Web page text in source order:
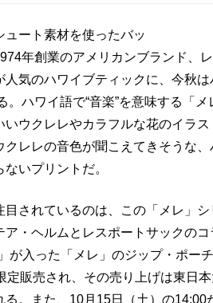
ュート素材を使ったバッ
年創業のアメリカンブランド、
人気のハワイブティックに、今秋
。ハワイ語で“音楽”を意味する「
いウクレレやカラフルな花のイラ
クレレの音色が聞こえてきそうな
いプリントだ。
目されているのは、この「メレ」
・ヘルムとレスポートサックの
が入った「メレ」のジップ・ポー
定販売され、その売り上げは東日
。また、10月15日（土）の14:00